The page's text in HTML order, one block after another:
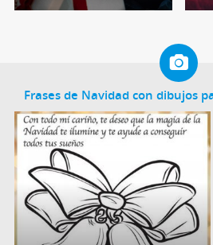
Frases de Navidad con dibujos